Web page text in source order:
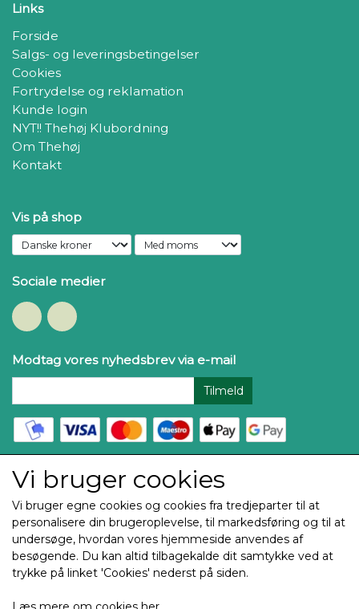
Links
Forside
Salgs- og leveringsbetingelser
Cookies
Fortrydelse og reklamation
Kunde login
NYT!! Thehøj Klubordning
Om Thehøj
Kontakt
Vis på shop
Sociale medier
Modtag vores nyhedsbrev via e-mail
Tilmeld
Copyright Thehøj Guldtryk & Rosetter ApS 2025
Alle billeder og tekst på denne side er underlagt
Copyright og enhver brug eller kopiering uden
Vi bruger cookies
Vi bruger egne cookies og cookies fra tredjeparter til at
personalisere din brugeroplevelse, til markedsføring og til at
undersøge, hvordan vores hjemmeside anvendes af
besøgende. Du kan altid tilbagekalde dit samtykke ved at
trykke på linket 'Cookies' nederst på siden.